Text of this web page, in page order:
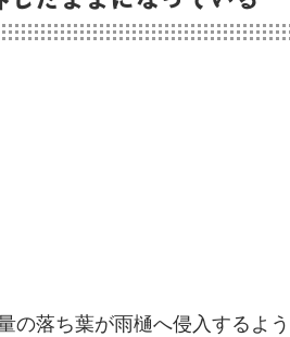
落ち葉が雨樋へ侵入するよう